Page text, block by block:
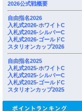
2026公式戦概要
自由指名2026
入札式2026-ホワイトC
入札式2026-シルバーC
入札式2026-ゴールドC
スタリオンカップ2026
自由指名2025
入札式2025-ホワイトC
入札式2025-シルバーC
入札式2025-ゴールドC
スタリオンカップ2025